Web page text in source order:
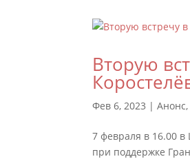
Вторую
Фев 6, 2023 |Анонс,
7 февраля в 16.00
при поддержке